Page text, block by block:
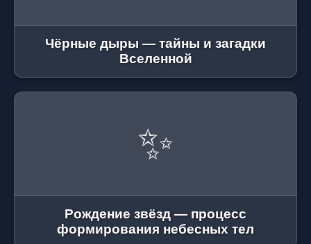
Чёрные дыры — тайны и загадки
Вселенной
✨
Рождение звёзд — процесс
формирования небесных тел